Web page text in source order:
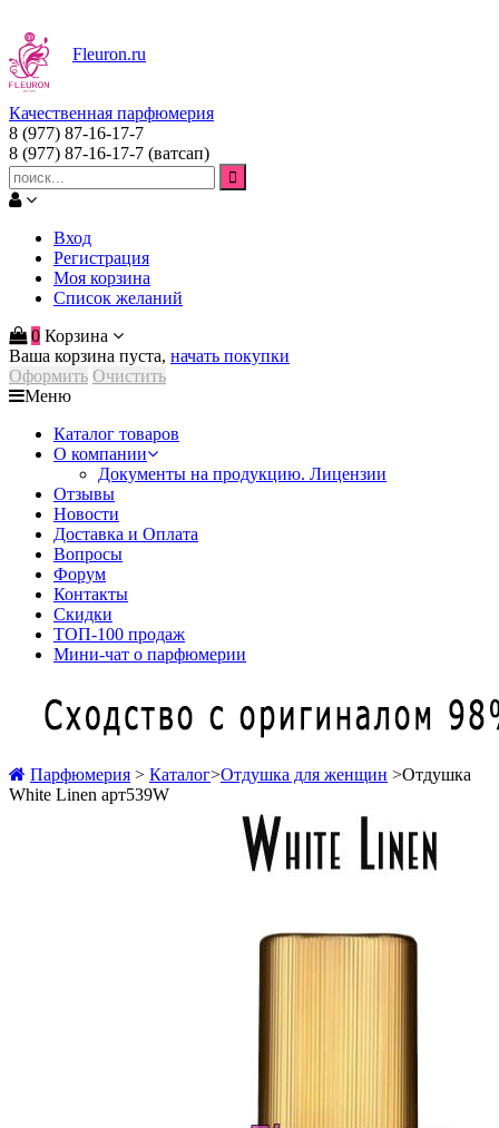
Fleuron.ru
Качественная парфюмерия
8 (977) 87-16-17-7
8 (977) 87-16-17-7 (ватсап)
Вход
Регистрация
Моя корзина
Список желаний
0 Корзина
Ваша корзина пуста, начать покупки
Оформить Очистить
Меню
Каталог товаров
О компании
Документы на продукцию. Лицензии
Отзывы
Новости
Доставка и Оплата
Вопросы
Форум
Контакты
Скидки
ТОП-100 продаж
Мини-чат о парфюмерии
Парфюмерия > Каталог>Отдушка для женщин >Отдушка
White Linen арт539W